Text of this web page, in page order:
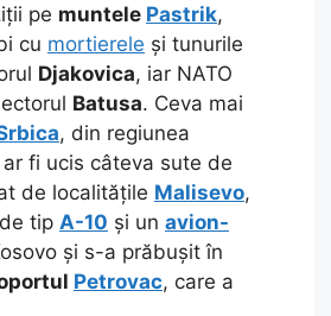
pe muntele Pastrik,
cu mortierele și tunurile
Djakovica, iar NATO
Batusa. Ceva mai
, din regiunea
fi ucis câteva sute de
de localitățile Malisevo,
tip A-10 și un avion-
și s-a prăbușit în
Petrovac, care a